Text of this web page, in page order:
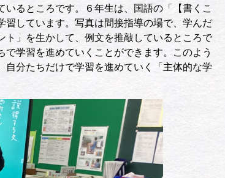
るところです。６年生は、国語の「【書くこ
習しています。写真は間接指導の場で、学んだ
ト」を生かして、例文を推敲しているところで
学習を進めていくことができます。このよう
分たちだけで学習を進めていく「主体的な学